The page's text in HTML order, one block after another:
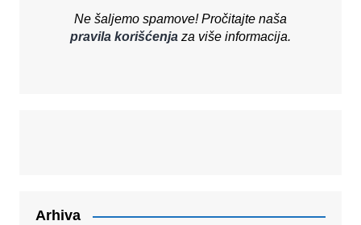
Ne šaljemo spamove! Pročitajte naša
pravila korišćenjaza više informacija.
Arhiva